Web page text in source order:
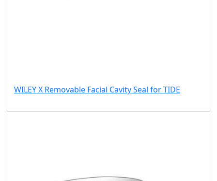
WILEY X Removable Facial Cavity Seal for TIDE